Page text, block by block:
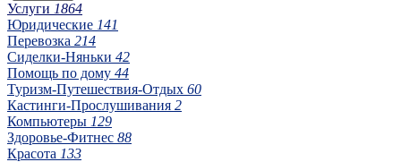
Услуги 1864
Юридические 141
Перевозка 214
Сиделки-Няньки 42
Помощь по дому 44
Туризм-Путешествия-Отдых 60
Кастинги-Прослушивания 2
Компьютеры 129
Здоровье-Фитнес 88
Красота 133